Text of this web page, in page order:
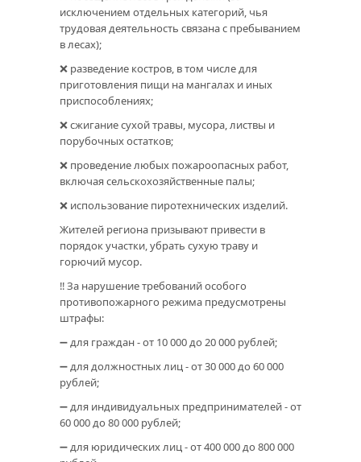
исключением отдельных категорий, чья
трудовая деятельность связана с пребыванием
в лесах);
❌ разведение костров, в том числе для
приготовления пищи на мангалах и иных
приспособлениях;
❌ сжигание сухой травы, мусора, листвы и
порубочных остатков;
❌ проведение любых пожароопасных работ,
включая сельскохозяйственные палы;
❌ использование пиротехнических изделий.
Жителей региона призывают привести в
порядок участки, убрать сухую траву и
горючий мусор.
‼️ За нарушение требований особого
противопожарного режима предусмотрены
штрафы:
➖ для граждан - от 10 000 до 20 000 рублей;
➖ для должностных лиц - от 30 000 до 60 000
рублей;
➖ для индивидуальных предпринимателей - от
60 000 до 80 000 рублей;
➖ для юридических лиц - от 400 000 до 800 000